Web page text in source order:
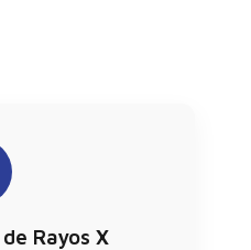
Rayos X